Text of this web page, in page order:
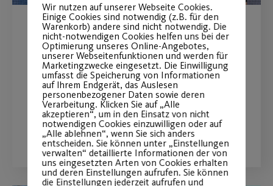
Erfolgreicher Lenkball-
Lehrgang
Zwei neue Kurse starten im September
WEITERLESEN
Wir nutzen auf unserer Webseite Cookies.
Einige Cookies sind notwendig (z.B. für den
Warenkorb) andere sind nicht notwendig. Die
nicht-notwendigen Cookies helfen uns bei der
Optimierung unseres Online-Angebotes,
unserer Webseitenfunktionen und werden für
Marketingzwecke eingesetzt. Die Einwilligung
umfasst die Speicherung von Informationen
auf Ihrem Endgerät, das Auslesen
personenbezogener Daten sowie deren
Verarbeitung. Klicken Sie auf „Alle
akzeptieren“, um in den Einsatz von nicht
notwendigen Cookies einzuwilligen oder auf
„Alle ablehnen“, wenn Sie sich anders
entscheiden. Sie können unter „Einstellungen
verwalten“ detaillierte Informationen der von
uns eingesetzten Arten von Cookies erhalten
und deren Einstellungen aufrufen. Sie können
die Einstellungen jederzeit aufrufen und